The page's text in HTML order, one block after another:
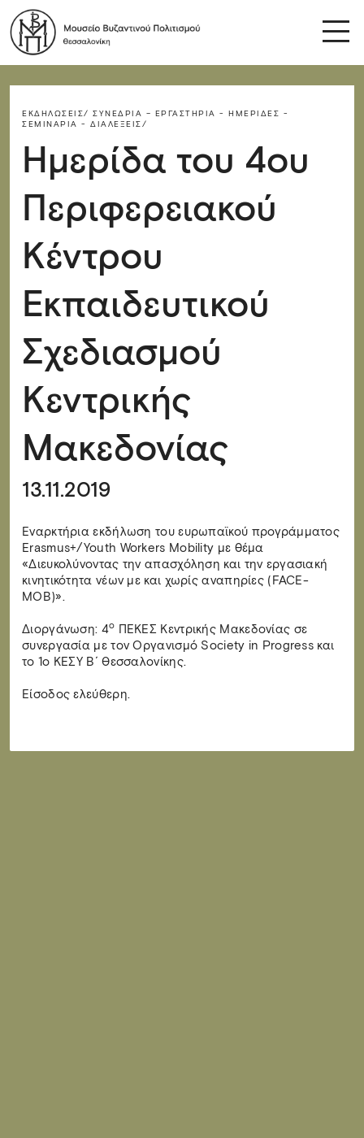
ΕΚΔΗΛΏΣΕΙΣ/ ΣΥΝΈΔΡΙΑ – ΕΡΓΑΣΤΉΡΙΑ - ΗΜΕΡΊΔΕΣ -
ΣΕΜΙΝΆΡΙΑ - ΔΙΑΛΈΞΕΙΣ/
Ημερίδα του 4ου
Περιφερειακού
Κέντρου
Εκπαιδευτικού
Σχεδιασμού
Κεντρικής
Μακεδονίας
13.11.2019
Eναρκτήρια εκδήλωση του ευρωπαϊκού προγράμματος
Erasmus+/Youth Workers Mobility με θέμα
«Διευκολύνοντας την απασχόληση και την εργασιακή
κινητικότητα νέων με και χωρίς αναπηρίες (FACE-
MOB)».
Διοργάνωση: 4ο ΠΕΚΕΣ Κεντρικής Μακεδονίας σε
συνεργασία με τον Οργανισμό Society in Progress και
το 1ο ΚΕΣΥ Β΄ Θεσσαλονίκης.
Είσοδος ελεύθερη.